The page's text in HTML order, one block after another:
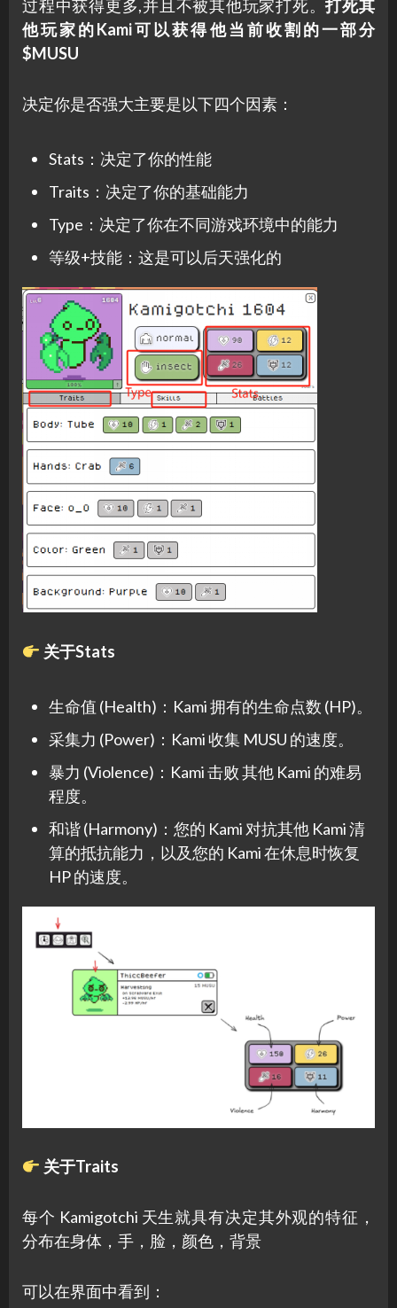
过程中获得更多,并且不被其他玩家打死。打死其
他玩家的Kami可以获得他当前收割的一部分
$MUSU
决定你是否强大主要是以下四个因素：
Stats：决定了你的性能
Traits：决定了你的基础能力
Type：决定了你在不同游戏环境中的能力
等级+技能：这是可以后天强化的
关于Stats
生命值 (Health)：Kami 拥有的生命点数 (HP)。
采集力 (Power)：Kami 收集 MUSU 的速度。
暴力 (Violence)：Kami 击败 其他 Kami 的难易
程度。
和谐 (Harmony)：您的 Kami 对抗其他 Kami 清
算的抵抗能力，以及您的 Kami 在休息时恢复
HP 的速度。
关于Traits
每个 Kamigotchi 天生就具有决定其外观的特征，
分布在身体，手，脸，颜色，背景
可以在界面中看到：